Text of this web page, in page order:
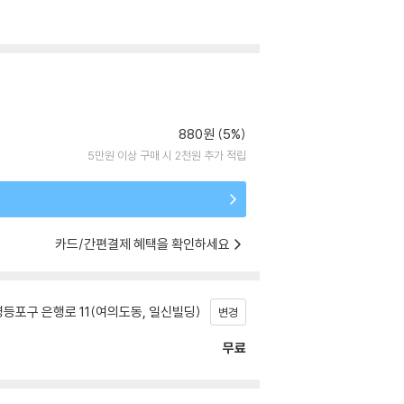
880원 (5%)
5만원 이상 구매 시 2천원 추가 적립
카드/간편결제 혜택을 확인하세요
포구 은행로 11(여의도동, 일신빌딩) 변경
무료